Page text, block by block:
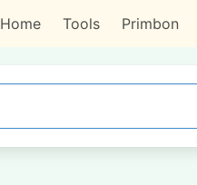
Home Tools Primbon